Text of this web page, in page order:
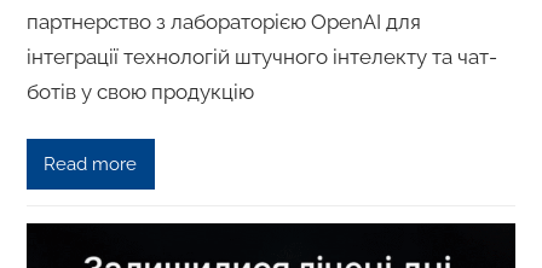
партнерство з лабораторією OpenAI для
інтеграції технологій штучного інтелекту та чат-
ботів у свою продукцію
Read more